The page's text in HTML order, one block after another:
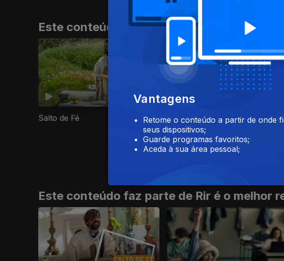
Este conteúdo faz parte de Séries nacionais
Salto de Fé Odisseia
Este conteúdo faz parte de Rir é o melhor
Vantagens
Retome o conteúdo a partir de onde
seus dispositivos;
Guarde programas favoritos;
Aceda à sua área pessoal;